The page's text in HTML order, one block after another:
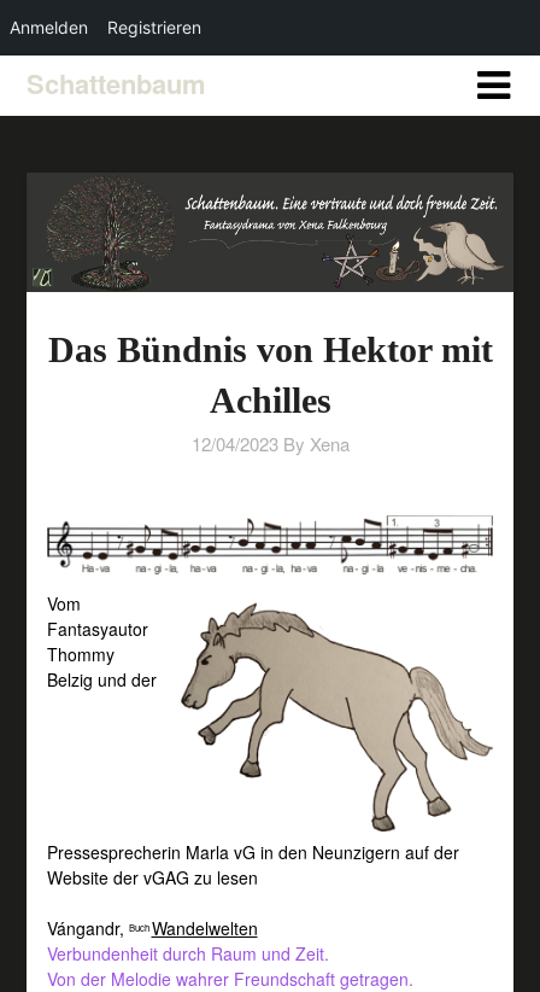
Schattenbaum
Das Bündnis von Hektor mit
Achilles
12/04/2023 By Xena
Vom
Fantasyautor
Thommy
Belzig und der
Pressesprecherin Marla vG in den Neunzigern auf der
Website der vGAG zu lesen
Vángandr, BuchWandelwelten
Verbundenheit durch Raum und Zeit.
Von der Melodie wahrer Freundschaft getragen.
Anmelden Registrieren